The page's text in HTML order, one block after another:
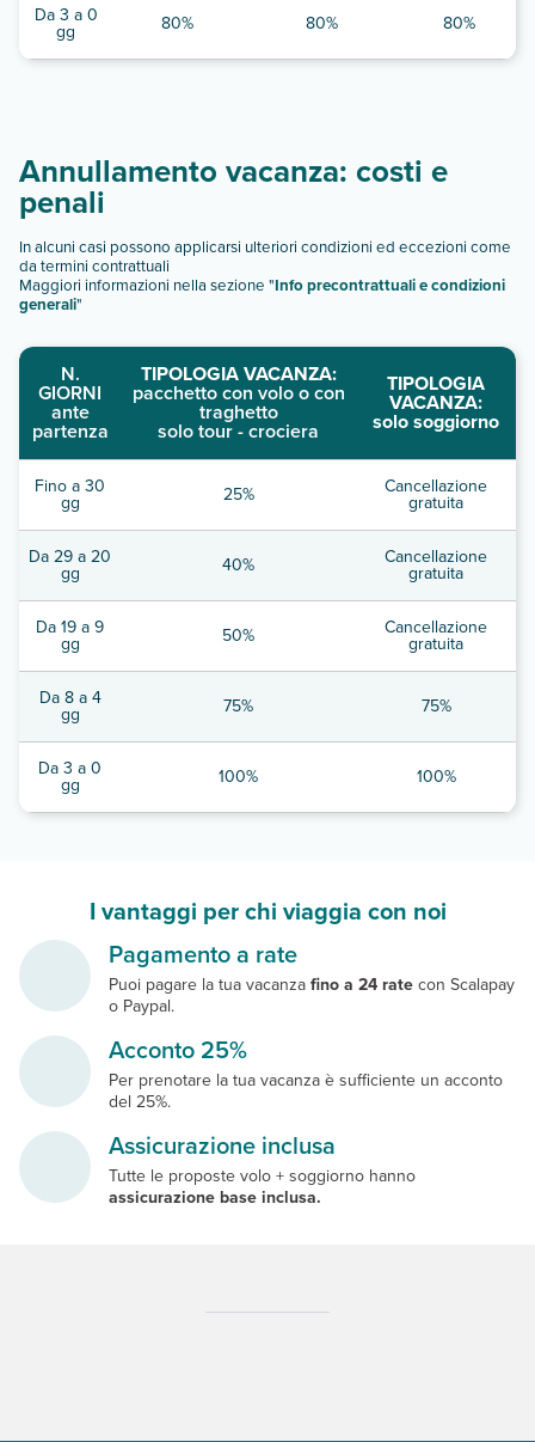
Da 3 a 0
gg 80% 80% 80%
Annullamento vacanza: costi e
penali
In alcuni casi possono applicarsi ulteriori condizioni ed eccezioni come
da termini contrattuali
Maggiori informazioni nella sezione "Info precontrattuali e condizioni
generali"
N.
GIORNI
ante
partenza
TIPOLOGIA VACANZA:
pacchetto con volo o con
traghetto
solo tour - crociera
TIPOLOGIA
VACANZA:
solo soggiorno
Fino a 30
gg 25% Cancellazione
gratuita
Da 29 a 20
gg 40% Cancellazione
gratuita
Da 19 a 9
gg 50% Cancellazione
gratuita
Da 8 a 4
gg 75% 75%
Da 3 a 0
gg 100% 100%
I vantaggi per chi viaggia con noi
Pagamento a rate
Puoi pagare la tua vacanzafino a 24 ratecon Scalapay
o Paypal.
Acconto 25%
Per prenotare la tua vacanza è sufficiente un acconto
del 25%.
Assicurazione inclusa
Tutte le proposte volo + soggiorno hanno
assicurazione base inclusa.